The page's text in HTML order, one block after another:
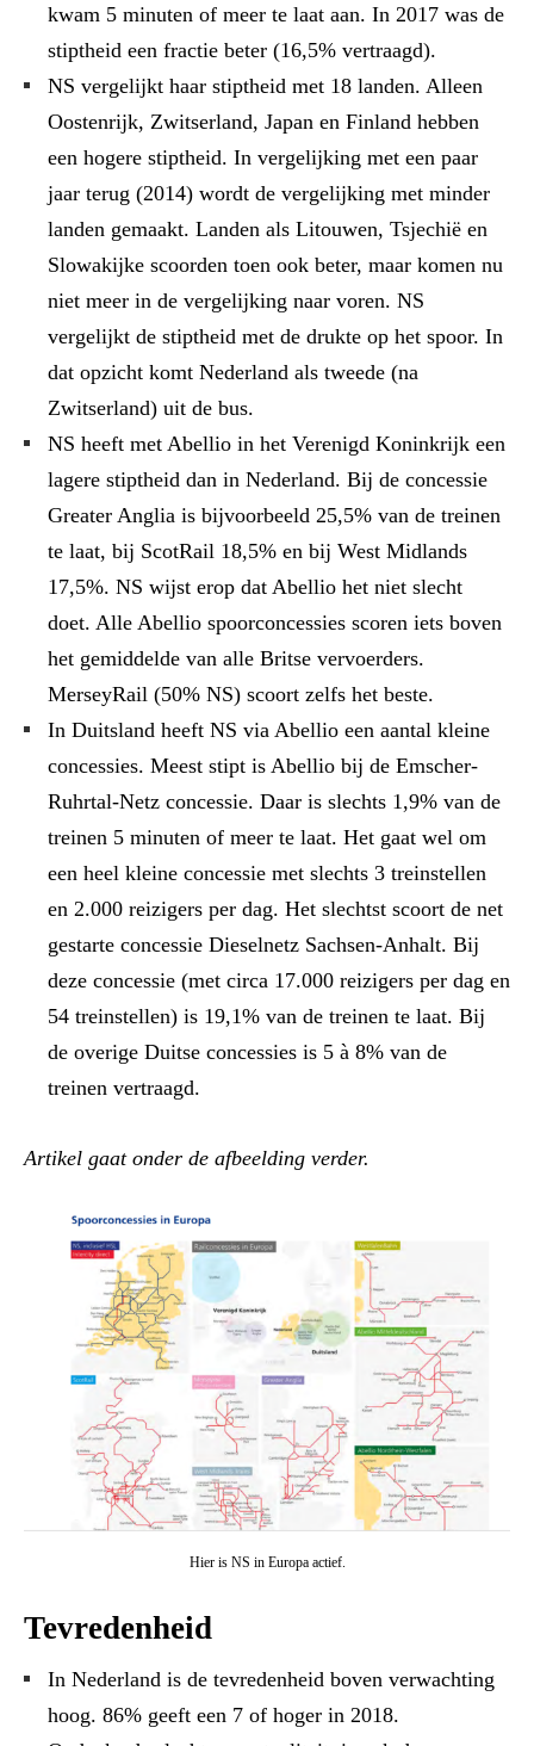
kwam 5 minuten of meer te laat aan. In 2017 was de
stiptheid een fractie beter (16,5% vertraagd).
NS vergelijkt haar stiptheid met 18 landen. Alleen
Oostenrijk, Zwitserland, Japan en Finland hebben
een hogere stiptheid. In vergelijking met een paar
jaar terug (2014) wordt de vergelijking met minder
landen gemaakt. Landen als Litouwen, Tsjechië en
Slowakijke scoorden toen ook beter, maar komen nu
niet meer in de vergelijking naar voren. NS
vergelijkt de stiptheid met de drukte op het spoor. In
dat opzicht komt Nederland als tweede (na
Zwitserland) uit de bus.
NS heeft met Abellio in het Verenigd Koninkrijk een
lagere stiptheid dan in Nederland. Bij de concessie
Greater Anglia is bijvoorbeeld 25,5% van de treinen
te laat, bij ScotRail 18,5% en bij West Midlands
17,5%. NS wijst erop dat Abellio het niet slecht
doet. Alle Abellio spoorconcessies scoren iets boven
het gemiddelde van alle Britse vervoerders.
MerseyRail (50% NS) scoort zelfs het beste.
In Duitsland heeft NS via Abellio een aantal kleine
concessies. Meest stipt is Abellio bij de Emscher-
Ruhrtal-Netz concessie. Daar is slechts 1,9% van de
treinen 5 minuten of meer te laat. Het gaat wel om
een heel kleine concessie met slechts 3 treinstellen
en 2.000 reizigers per dag. Het slechtst scoort de net
gestarte concessie Dieselnetz Sachsen-Anhalt. Bij
deze concessie (met circa 17.000 reizigers per dag en
54 treinstellen) is 19,1% van de treinen te laat. Bij
de overige Duitse concessies is 5 à 8% van de
treinen vertraagd.
Artikel gaat onder de afbeelding verder.
Hier is NS in Europa actief.
Tevredenheid
In Nederland is de tevredenheid boven verwachting
hoog. 86% geeft een 7 of hoger in 2018.